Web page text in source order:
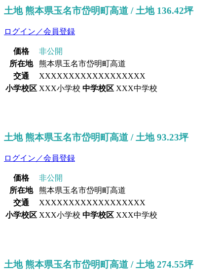
土地 熊本県玉名市岱明町高道 / 土地 136.42坪
ログイン／会員登録
価格
非公開
所在地
熊本県玉名市岱明町高道
交通
XXXXXXXXXXXXXXXXXX
小学校区 XXX小学校 中学校区 XXX中学校
土地 熊本県玉名市岱明町高道 / 土地 93.23坪
ログイン／会員登録
価格
非公開
所在地
熊本県玉名市岱明町高道
交通
XXXXXXXXXXXXXXXXXX
小学校区 XXX小学校 中学校区 XXX中学校
土地 熊本県玉名市岱明町高道 / 土地 274.55坪